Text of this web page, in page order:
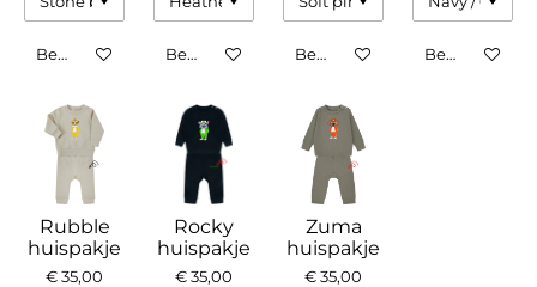
Bekijk details Bekijk details Bekijk details Bekijk details
Rubble
huispakje
€ 35,00
Rocky
huispakje
€ 35,00
Zuma
huispakje
€ 35,00